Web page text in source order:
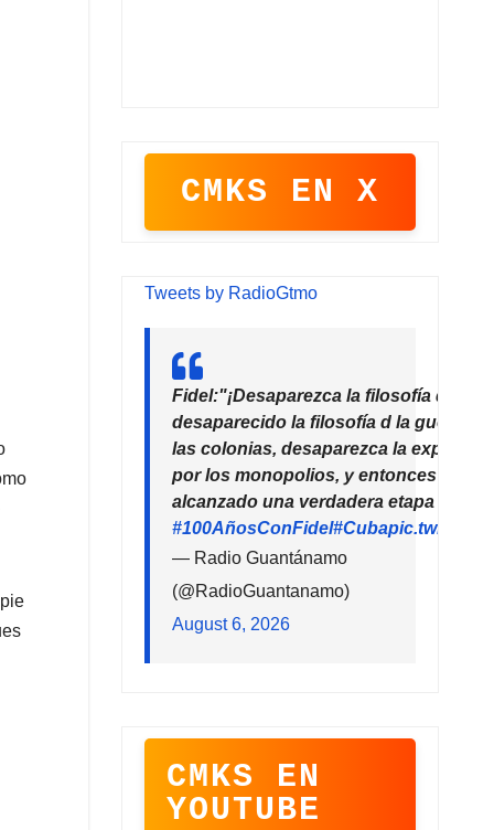
CMKS EN X
Tweets by RadioGtmo
Fidel:"¡Desaparezca la filosofía del
desaparecido la filosofía d la guerra!
las colonias, desaparezca la
por los monopolios, y entonces la
alcanzado una verdadera etapa de
#100AñosConFidel#Cuba
— Radio Guantánamo
(@RadioGuantanamo)
August 6, 2026
CMKS EN
YOUTUBE